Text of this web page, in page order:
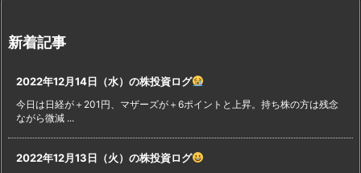
新着記事
2022年12月14日（水）の株投資ログ
今日は日経が＋201円、マザーズが＋6ポイントと上昇。持ち株の方は残念
ながら微減 ...
2022年12月13日（火）の株投資ログ